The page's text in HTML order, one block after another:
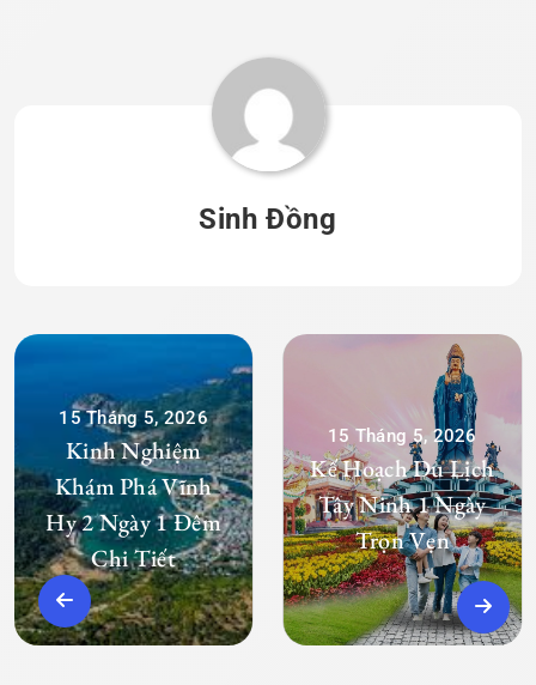
Sinh Đồng
15 Tháng 5, 2026
Kinh Nghiệm
Khám Phá Vĩnh
Hy 2 Ngày 1 Đêm
Chi Tiết
15 Tháng 5, 2026
Kế Hoạch Du Lịch
Tây Ninh 1 Ngày
Trọn Vẹn